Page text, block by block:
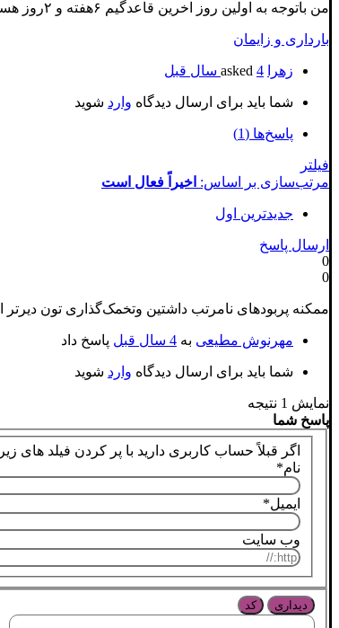
من باتوجه به اولین روز اخرین قاعدگیم ۶هفته و ۲روز هستم ولی در سونو ۴هفته و ۲ روز دلیلش چی میتونه باشه؟؟؟
بارداری و زایمان
زهرا 4 سال قبل
شما باید برای ارسال دیدگاه وارد شوید
پاسخ‌ها (1)
فیلتر
مرتب‌سازی بر اساس: اخیراً فعال است
جدیدترین اول
ارسال پاسخ
0
0
ممکنه پربودهای نامرتب داشتین و‌تخمک‌گذاری تون دیرتر
مهرنوش مطیعی به 4 سال قبل پاسخ داد
شما باید برای ارسال دیدگاه وارد شوید
نمایش 1 نتیجه
پاسخ شما
اگر قبلاً حساب کاربری دارید با پر کردن فیلد های زیر
نام*
ایمیل*
وب سایت
دیداری کد